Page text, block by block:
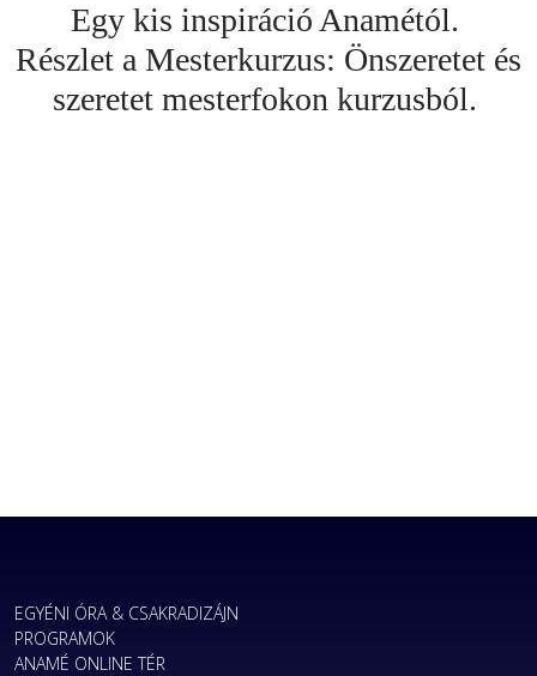
Egy kis inspiráció Anamétól.
Részlet a Mesterkurzus: Önszeretet és
szeretet mesterfokon kurzusból.
EGYÉNI ÓRA & CSAKRADIZÁJN
PROGRAMOK
ANAMÉ ONLINE TÉR